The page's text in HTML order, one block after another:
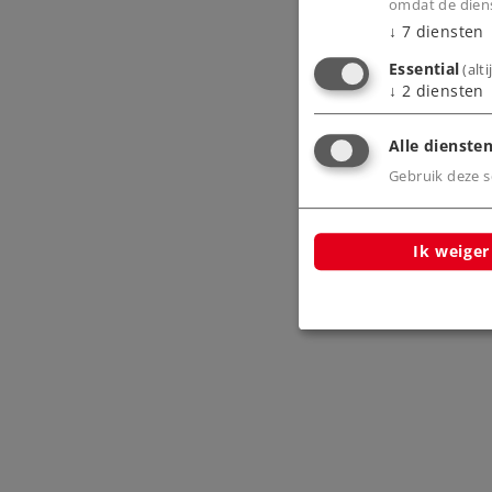
omdat de
↓ 7 diensten
Essential
↓ 2 diensten
Alle
Gebruik deze
Ik weiger